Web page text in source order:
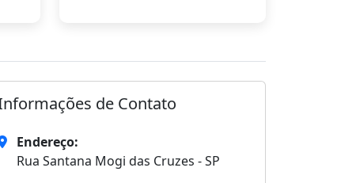
de Contato
Endereço:
Rua Santana Mogi das Cruzes - SP